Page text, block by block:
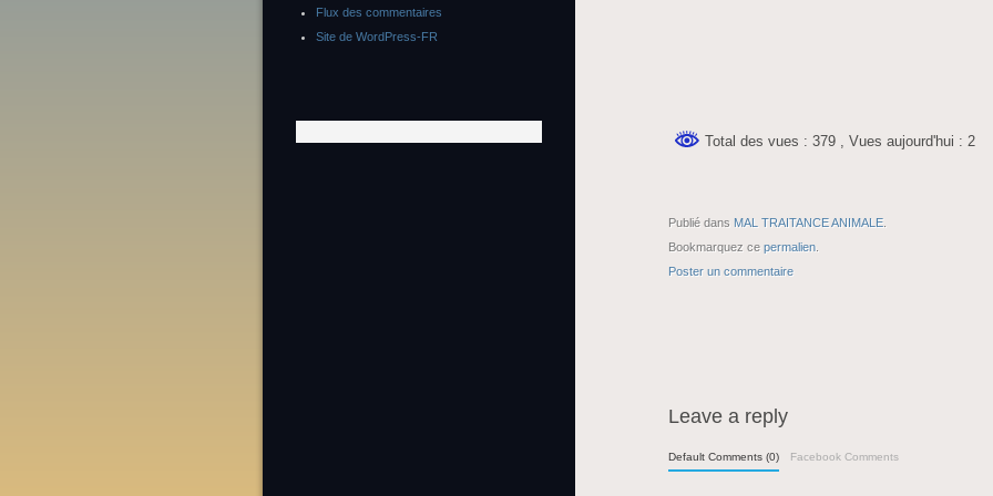
Total des vues : 379 , Vues aujourd'hui : 2
Publié dans MAL TRAITANCE ANIMALE
Bookmarquez ce permalien
Poster un commentaire
Leave a reply
Default Comments (0) Facebook Comments
Flux des commentaires
Site de WordPress-FR